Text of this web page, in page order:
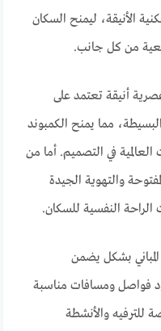
الأنيقة، ليمنح السكان
من كل جانب.
أنيقة تعتمد على
مما يمنح الكمبوند
في التصميم. أما من
والتهوية الجيدة
الراحة النفسية للسكان.
بشكل يضمن
فواصل ومسافات مناسبة
للترفيه والأنشطة